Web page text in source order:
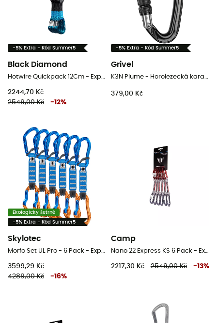
-5% Extra - Kód Summer5
Black Diamond
Hotwire Quickpack 12Cm - Expresky
2244,70 Kč
2549,00 Kč
-12%
-5% Extra - Kód Summer5
Grivel
K3N Plume - Horolezecká karabina
379,00 Kč
Ekologicky šetrné
-5% Extra - Kód Summer5
Skylotec
3599,29 Kč
4289,00 Kč
-16%
Camp
2217,30 Kč 2549,00 Kč -13%